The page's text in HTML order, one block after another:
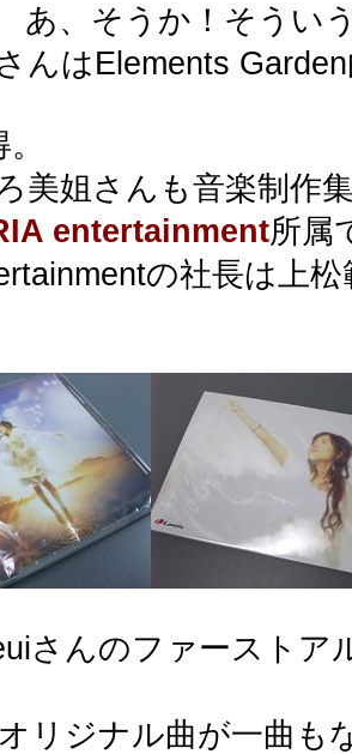
か！そういうこ
んはElements
美姐さんも音楽制作
entertainment所属
の社長は上松
さんのファーストア
リジナル曲が一曲も